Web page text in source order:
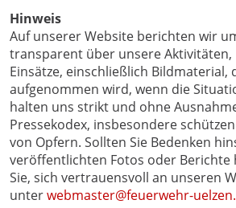
Hinweis
Auf unserer Website berichten wir
transparent über unsere Aktivitäten,
Einsätze, einschließlich Bildmaterial,
aufgenommen wird, wenn die
halten uns strikt und ohne
Pressekodex, insbesondere
von Opfern. Sollten Sie Bedenken
veröffentlichten Fotos oder Berichte
Sie, sich vertrauensvoll an unseren
unterwebmaster@feuerwehr-